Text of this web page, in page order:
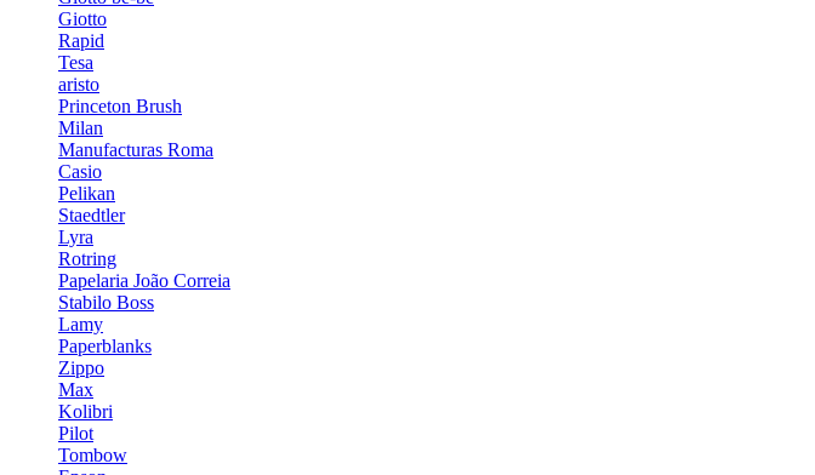
Giotto
Rapid
Tesa
aristo
Princeton Brush
Milan
Manufacturas Roma
Casio
Pelikan
Staedtler
Lyra
Rotring
Papelaria João Correia
Stabilo Boss
Lamy
Paperblanks
Zippo
Max
Kolibri
Pilot
Tombow